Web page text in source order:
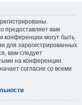
предоставляет вам
конференции могут быть
для зарегистрированных
вам следует
на конференции.
согласие со всеми